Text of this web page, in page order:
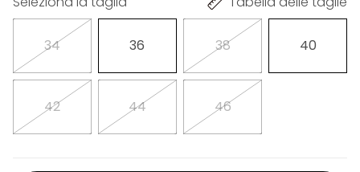
34 36 38 40
42 44 46